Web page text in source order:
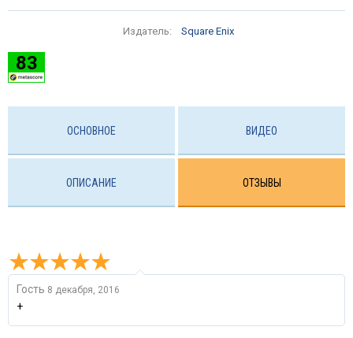
Издатель: Square Enix
83
ОСНОВНОЕ ВИДЕО
ОПИСАНИЕ ОТЗЫВЫ
Гость 8 декабря, 2016
+